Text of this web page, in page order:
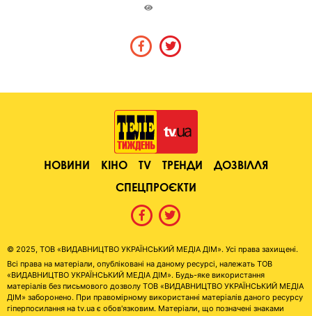
НОВИНИ КІНО TV ТРЕНДИ
ДОЗВІЛЛЯ
СПЕЦПРОЄКТИ
© 2025, ТОВ «ВИДАВНИЦТВО УКРАЇНСЬКИЙ МЕДІА ДІМ». Усі права захищені.
Всі права на матеріали, опубліковані на даному ресурсі, належать ТОВ
«ВИДАВНИЦТВО УКРАЇНСЬКИЙ МЕДІА ДІМ». Будь-яке використання
матеріалів без письмового дозволу ТОВ «ВИДАВНИЦТВО УКРАЇНСЬКИЙ МЕДІА
ДІМ» заборонено. При правомірному використанні матеріалів даного ресурсу
гіперпосилання на tv.ua є обов'язковим. Матеріали, що позначені знаками